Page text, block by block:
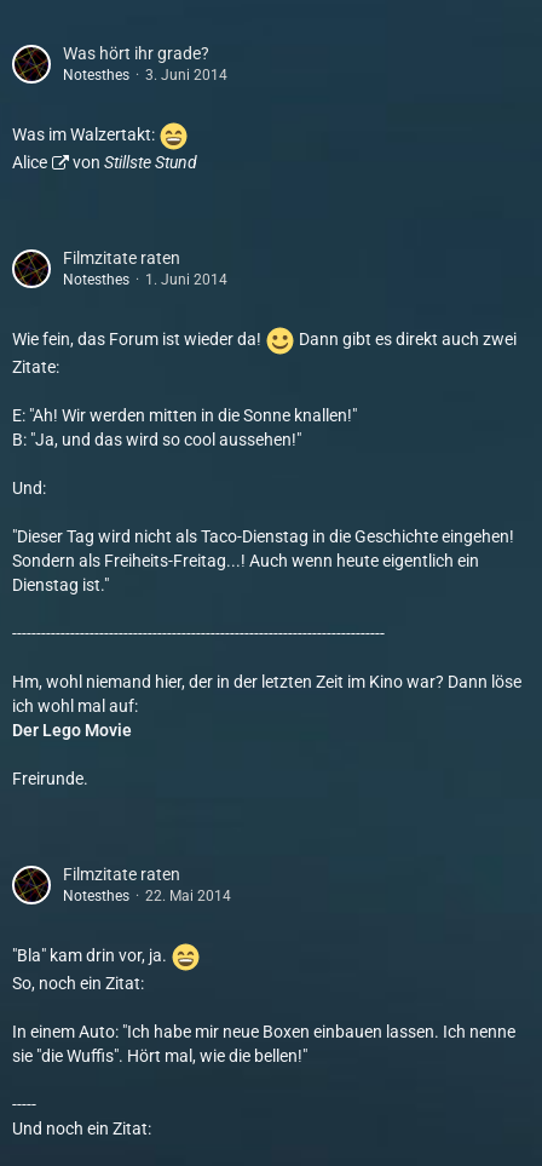
Was hört ihr grade?
Notesthes 3. Juni 2014
Was im Walzertakt:
Alice
von Stillste Stund
Filmzitate raten
Notesthes 1. Juni 2014
Wie fein, das Forum ist wieder da!
Dann gibt es direkt auch zwei
Zitate:
E: "Ah! Wir werden mitten in die Sonne knallen!"
B: "Ja, und das wird so cool aussehen!"
Und:
"Dieser Tag wird nicht als Taco-Dienstag in die Geschichte eingehen!
Sondern als Freiheits-Freitag...! Auch wenn heute eigentlich ein
Dienstag ist."
-----------------------------------------------------------------------------
Hm, wohl niemand hier, der in der letzten Zeit im Kino war? Dann löse
ich wohl mal auf:
Der Lego Movie
Freirunde.
Filmzitate raten
Notesthes 22. Mai 2014
"Bla" kam drin vor, ja.
So, noch ein Zitat:
In einem Auto: "Ich habe mir neue Boxen einbauen lassen. Ich nenne
sie "die Wuffis". Hört mal, wie die bellen!"
-----
Und noch ein Zitat: